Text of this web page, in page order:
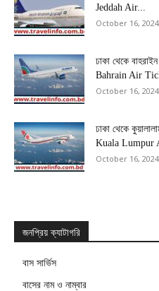
Jeddah Air...
October 16, 2024
ঢাকা থেকে
Bahrain Air
October 16, 2024
ঢাকা থেকে
Kuala Lumpur
October 16, 2024
জনপ্রিয় ক্যাটাগরি
বাস সার্ভিস
বাসের নাম ও নাম্বার